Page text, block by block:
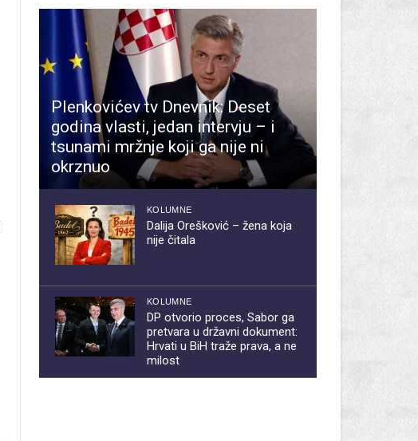
Plenkovićev tv Dnevnik: Deset
godina vlasti, jedan intervju – i
tsunami mržnje koji ga nije ni
okrznuo
KOLUMNE
Dalija Orešković – žena koja
nije čitala
KOLUMNE
DP otvorio proces, Sabor ga
pretvara u državni dokument:
Hrvati u BiH traže prava, a ne
milost